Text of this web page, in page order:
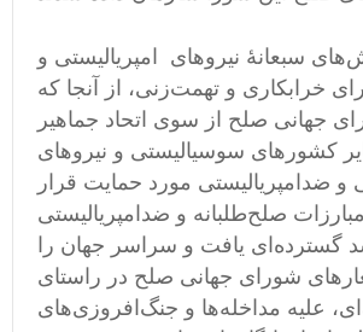
سبعانهٔ نیروهای امپریالیستی و
خرابکاری و تهمت‌زنی، از آنجا که
جهانی صلح از سوی اتحاد جماهیر
کشورهای سوسیالیستی و نیروهای
و ضدامپریالیستی مورد حمایت قرار
صلح‌طلبانه و ضدامپریالیستی
گسترده‌ای یافت و سراسر جهان را
شورای جهانی صلح در راستای
علیه مداخله‌ها و جنگ‌افروزی‌های